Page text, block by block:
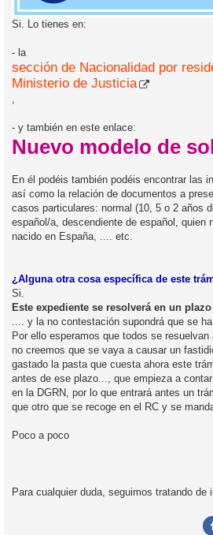
Si. Lo tienes en:
- la
sección de Nacionalidad por
Ministerio de Justicia
- y también en este enlace:
Nuevo modelo de
En él podéis también podéis encontrar las
así como la relación de documentos a
casos particulares: normal (10, 5 o 2 años
español/a, descendiente de español, quien
nacido en España, .... etc.
¿Alguna otra cosa específica de este
Si.
Este expediente se resolverá en un
.... y la no contestación supondrá que se
Por ello esperamos que todos se
no creemos que se vaya a causar un
gastado la pasta que cuesta ahora este
antes de ese plazo..., que empieza a
en la DGRN, por lo que entrará antes un
que otro que se recoge en el RC y se
Poco a poco
Para cualquier duda, seguimos tratando de